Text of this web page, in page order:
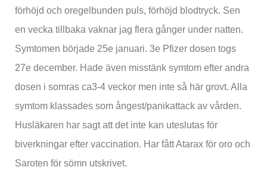
förhöjd och oregelbunden puls, förhöjd blodtryck. Sen
en vecka tillbaka vaknar jag flera gånger under natten.
Symtomen började 25e januari. 3e Pfizer dosen togs
27e december. Hade även misstänk symtom efter andra
dosen i somras ca3-4 veckor men inte så här grovt. Alla
symtom klassades som ångest/panikattack av vården.
Husläkaren har sagt att det inte kan uteslutas för
biverkningar efter vaccination. Har fått Atarax för oro och
Saroten för sömn utskrivet.